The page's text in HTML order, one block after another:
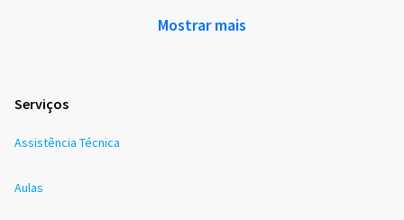
Mostrar mais
Serviços
Assistência Técnica
Aulas